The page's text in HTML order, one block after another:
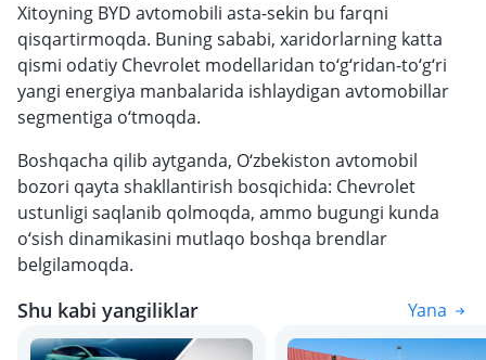
Xitoyning BYD avtomobili asta-sekin bu farqni
qisqartirmoqda. Buning sababi, xaridorlarning katta
qismi odatiy Chevrolet modellaridan to‘g‘ridan-to‘g‘ri
yangi energiya manbalarida ishlaydigan avtomobillar
segmentiga o‘tmoqda.
Boshqacha qilib aytganda, O‘zbekiston avtomobil
bozori qayta shakllantirish bosqichida: Chevrolet
ustunligi saqlanib qolmoqda, ammo bugungi kunda
o‘sish dinamikasini mutlaqo boshqa brendlar
belgilamoqda.
Shu kabi yangiliklar Yana